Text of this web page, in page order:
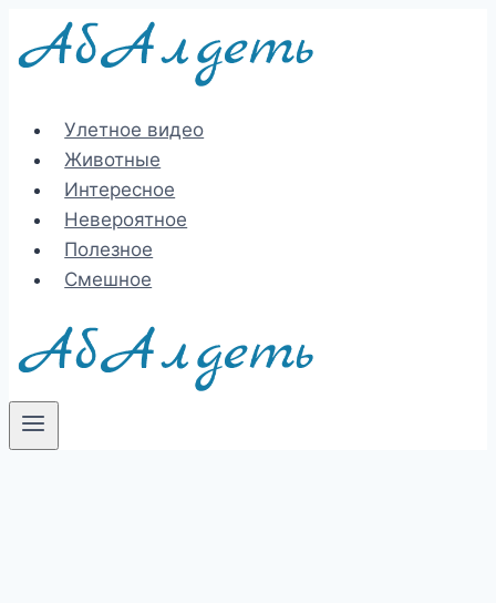
Перейти
Улетное видео
Животные
Интересное
Невероятное
Полезное
Смешное